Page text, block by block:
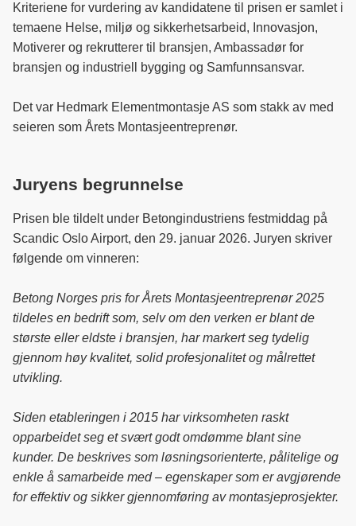
Kriteriene for vurdering av kandidatene til prisen er samlet i
temaene Helse, miljø og sikkerhetsarbeid, Innovasjon,
Motiverer og rekrutterer til bransjen, Ambassadør for
bransjen og industriell bygging og Samfunnsansvar.
Det var Hedmark Elementmontasje AS som stakk av med
seieren som Årets Montasjeentreprenør.
Juryens begrunnelse
Prisen ble tildelt under Betongindustriens festmiddag på
Scandic Oslo Airport, den 29. januar 2026. Juryen skriver
følgende om vinneren:
Betong Norges pris for Årets Montasjeentreprenør 2025
tildeles en bedrift som, selv om den verken er blant de
største eller eldste i bransjen, har markert seg tydelig
gjennom høy kvalitet, solid profesjonalitet og målrettet
utvikling.
Siden etableringen i 2015 har virksomheten raskt
opparbeidet seg et svært godt omdømme blant sine
kunder. De beskrives som løsningsorienterte, pålitelige og
enkle å samarbeide med – egenskaper som er avgjørende
for effektiv og sikker gjennomføring av montasjeprosjekter.